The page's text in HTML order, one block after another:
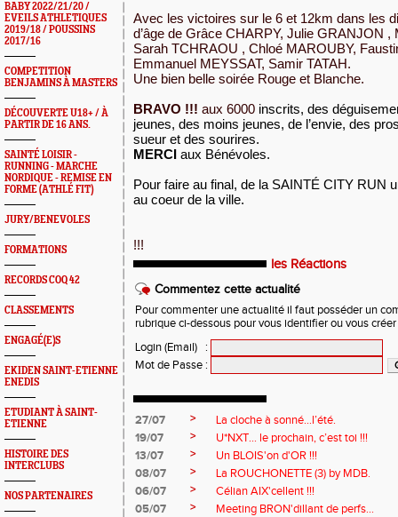
BABY 2022/21/20 /
EVEILS ATHLETIQUES
2019/18 / POUSSINS
2017/16
COMPETITION
BENJAMINS À MASTERS
DÉCOUVERTE U18+ / À
PARTIR DE 16 ANS.
SAINTÉ LOISIR -
RUNNING - MARCHE
NORDIQUE - REMISE EN
FORME (ATHLÉ FIT)
JURY/BENEVOLES
FORMATIONS
RECORDS COQ 42
CLASSEMENTS
ENGAGÉ(E)S
EKIDEN SAINT-ETIENNE
ENEDIS
ETUDIANT À SAINT-
ETIENNE
HISTOIRE DES
INTERCLUBS
NOS PARTENAIRES
Avec les victoires sur le 6 et 12km dans les
d’âge de Grâce CHARPY, Julie GRANJON
Sarah TCHRAOU , Chloé MAROUBY,
Emmanuel MEYSSAT, Samir TATAH.
Une bien belle soirée Rouge et Blanche.
BRAVO !!! aux 6000 inscrits, des
jeunes, des moins jeunes, de l’envie, des
sueur et des sourires.
MERCI aux Bénévoles.
Pour faire au final, de la SAINTÉ CITY RUN
au coeur de la ville.
!!!
les Réactions
Commentez cette actualité
Pour commenter une actualité il faut posséder un
rubrique ci-dessous pour vous identifier ou vous
Login (Email)
:
Mot de Passe :
27/07 >
La cloche à sonné…l’été.
19/07
>
U*NXT... le prochain, c’est toi !!!
13/07
>
Un BLOIS'on d'OR !!!
08/07
>
La ROUCHONETTE (3) by MDB.
06/07
>
Célian AIX'cellent !!!
05/07
>
Meeting BRON'dillant de perfs...